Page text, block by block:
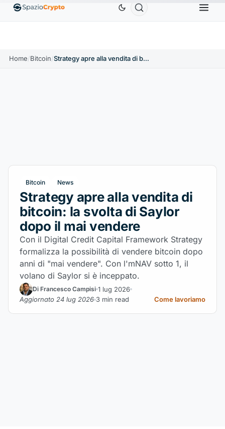
EthereumETH1.880,58 USD TetherUSDT ↑0.00%
Home/Bitcoin/ Strategy apre alla vendita di bitcoin: la svolta di Saylor dopo il mai vendere
Bitcoin News
Strategy apre alla vendita di
bitcoin: la svolta di Saylor
dopo il mai vendere
Con il Digital Credit Capital Framework Strategy
formalizza la possibilità di vendere bitcoin dopo
anni di "mai vendere". Con l'mNAV sotto 1, il
volano di Saylor si è inceppato.
Di Francesco Campisi 1 lug 2026
Aggiornato 24 lug 2026 3 min read Come lavoriamo